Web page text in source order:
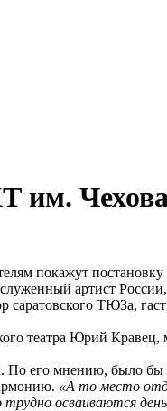
им.
покажут постановку
артист
саратовского ТЮЗа,
театра Юрий Кравец,
его мнению, было бы
«А то место
трудно осваиваются